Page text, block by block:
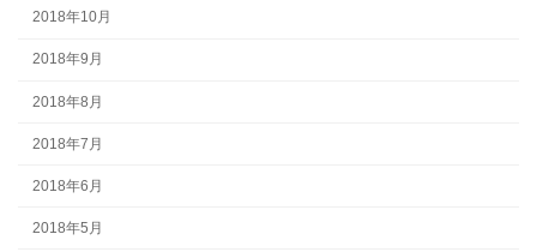
2018年10月
2018年9月
2018年8月
2018年7月
2018年6月
2018年5月